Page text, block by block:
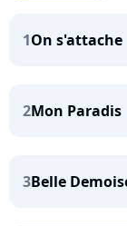
1On s'attache
2Mon Paradis
3Belle